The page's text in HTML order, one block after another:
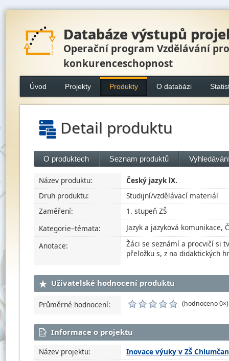
Databáze výstupů
Operační program Vzdělávání pro
konkurenceschopnost
Úvod Projekty Produkty O databázi
Detail produktu
O produktech Seznam produktů
Název produktu:
Český jazyk lX.
Druh produktu:
Studijní/vzdělávací materiál
Zaměření:
1. stupeň ZŠ
Kategorie–témata:
Jazyk a jazyková komunikace,
Anotace:
Žáci se seznámí a procvičí si
přeložku s, z na didaktických
Uživatelské hodnocení produktu
Průměrné hodnocení: (hodnoceno 0×)
Informace o projektu
Název projektu:
Inovace výuky v ZŠ